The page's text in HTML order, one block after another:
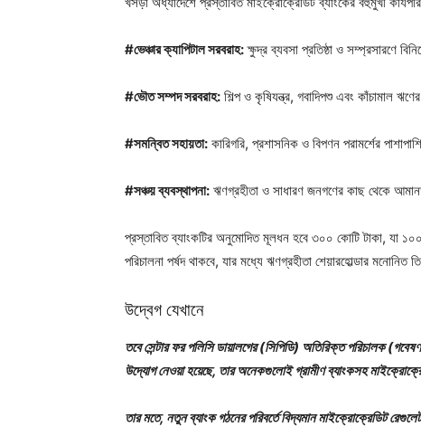
#ভেঞ্চার ক্যাপিটাল সরবরাহ:ক্ষুদ্র ব্যবসা প্রতিষ্ঠা ও সম্প্রসারণে
#ভৌত সম্পদ সরবরাহ: শিল্প ও কৃষিযন্ত্র, গবাদিপশু এবং কাঁচামাল
#সমন্বিত সহায়তা: কারিগরি, প্রশাসনিক ও বিপণন পরামর্শের
#সঞ্চয় ব্যবস্থাপনা: ঋণগ্রহীতা ও সাধারণ জনগণের কাছ থেকে
প্রস্তাবিত ব্যাংকটির অনুমোদিত মূলধন হবে ৩০০ কোটি টাকা, যা
পরিচালনা পর্ষদ থাকবে, যার মধ্যে ঋণগ্রহীতা শেয়ারহোল্ডার
উদ্বেগ যেখানে
তবে সেন্টার ফর পলিসি ডায়ালগের (সিপিডি) অতিরিক্ত পরিচালক
উদ্যোগ নেওয়া হয়েছে, তার অনেকগুলোই গ্রামীণ ব্যাংকসহ
তার মতে, নতুন ব্যাংক গঠনের পরিবর্তে বিদ্যমান মাইক্রোক্রেডিট